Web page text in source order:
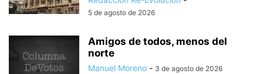
5 de agosto de 2026
Amigos de todos, menos del
norte
Manuel Moreno - 3 de agosto de 2026